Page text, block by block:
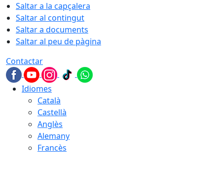
Saltar a la capçalera
Saltar al contingut
Saltar a documents
Saltar al peu de pàgina
Contactar
Idiomes
Català
Castellà
Anglès
Alemany
Francès